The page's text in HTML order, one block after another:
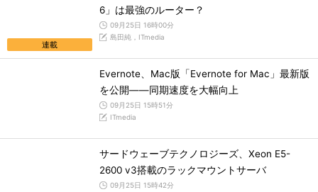
連載
6」は最強のルーター？
09月25日 16時00分
島田純，ITmedia
Evernote、Mac版「Evernote for Mac」最新版
を公開――同期速度を大幅向上
09月25日 15時51分
ITmedia
サードウェーブテクノロジーズ、Xeon E5-
2600 v3搭載のラックマウントサーバ
09月25日 15時42分